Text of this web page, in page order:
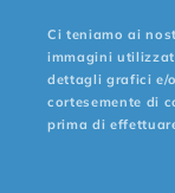
Ci teniamo ai
immagini
dettagli grafici e/
cortesemente di
prima di